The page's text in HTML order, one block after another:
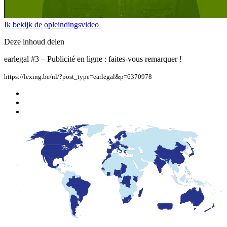
Ik bekijk de opleindingsvideo
Deze inhoud delen
earlegal #3 – Publicité en ligne : faites-vous remarquer !
https://lexing.be/nl/?post_type=earlegal&p=6370978